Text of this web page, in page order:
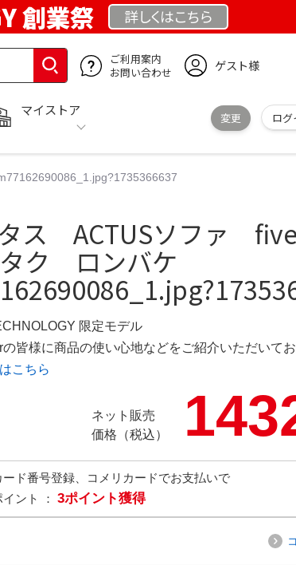
創業祭 詳しくはこちら
ご利用案内
お問い合わせ
ゲスト様
マイストア
変更 ログ
ス ACTUSソファ
ク ロンバケ
限定モデル
皆様に商品の使い心地などをご紹介いただいてお
こちら
ネット販売
価格（税込）
ード番号登録、コメリカードでお支払いで
ント ： 3ポイント獲得